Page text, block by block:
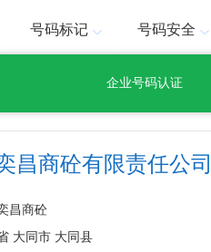
号码标记 号码安全
企业号码认证
昌商砼有限责任公司
昌商砼
大同市 大同县